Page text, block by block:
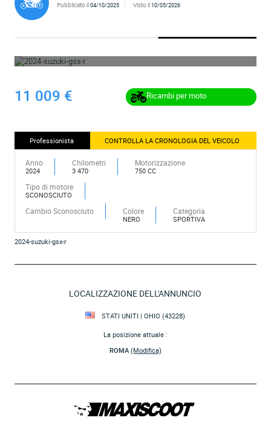
Pubblicato il04/10/2025 Visto il10/05/2026
11 009 € Ricambi per moto
Professionista CONTROLLA LA CRONOLOGIA DEL VEICOLO
Anno
2024
Chilometri
3 470
Motorizzazione
750 CC
Tipo di motore
SCONOSCIUTO
Cambio Sconosciuto Colore
NERO
Categoria
SPORTIVA
2024-suzuki-gsx-r
LOCALIZZAZIONE DELL'ANNUNCIO
STATI UNITI | OHIO (43228)
La posizione attuale :
ROMA (Modifica)